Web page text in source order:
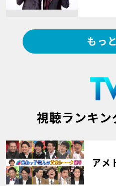
もっ
視聴ランキン
アメ